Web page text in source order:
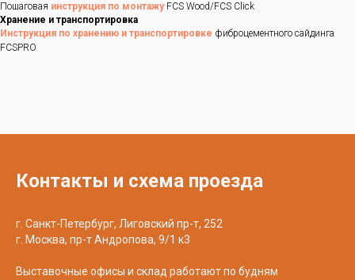
Пошаговая инструкция по монтажуFCS Wood/FCS Click
Хранение и транспортировка
Инструкция по хранению и транспортировке фиброцементного сайдинга
FCSPRO
Контакты и схема проезда
г. Санкт-Петербург, Лиговский пр-т, 252
г. Москва, пр-т Андропова, 9/1 к3
Выставочные офисы и склад работают по будням